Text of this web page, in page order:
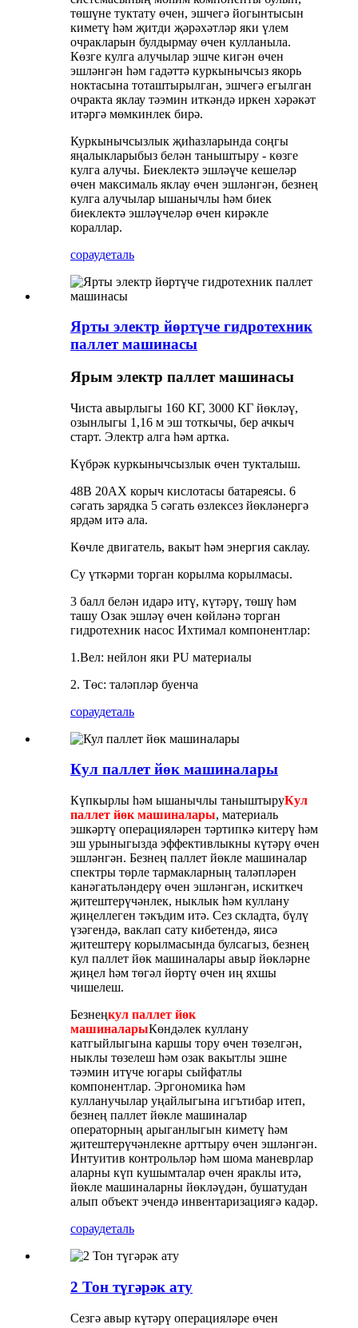
төшүне туктату өчен, эшчегә йогынтысын
киметү һәм җитди җәрәхәтләр яки үлем
очракларын булдырмау өчен кулланыла.
Көзге кулга алучылар эшче кигән өчен
эшләнгән һәм гадәттә куркынычсыз якорь
ноктасына тоташтырылган, эшчегә егылган
очракта яклау тәэмин иткәндә иркен хәрәкәт
итәргә мөмкинлек бирә.
Куркынычсызлык җиһазларында соңгы
яңалыкларыбыз белән таныштыру - көзге
кулга алучы. Биеклектә эшләүче кешеләр
өчен максималь яклау өчен эшләнгән, безнең
кулга алучылар ышанычлы һәм биек
биеклектә эшләүчеләр өчен кирәкле
кораллар.
сораудеталь
Ярты электр йөртүче гидротехник
паллет машинасы
Ярым электр паллет машинасы
Чиста авырлыгы 160 КГ, 3000 КГ йөкләү,
озынлыгы 1,16 м эш тоткычы, бер ачкыч
старт. Электр алга һәм артка.
Күбрәк куркынычсызлык өчен тукталыш.
48В 20АХ корыч кислотасы батареясы. 6
сәгать зарядка 5 сәгать өзлексез йөкләнергә
ярдәм итә ала.
Көчле двигатель, вакыт һәм энергия саклау.
Су үткәрми торган корылма корылмасы.
3 балл белән идарә итү, күтәрү, төшү һәм
ташу Озак эшләү өчен көйләнә торган
гидротехник насос Ихтимал компонентлар:
1.Вел: нейлон яки PU материалы
2. Төс: таләпләр буенча
сораудеталь
Кул паллет йөк машиналары
Күпкырлы һәм ышанычлы таныштыруКул
паллет йөк машиналары, материаль
эшкәртү операцияләрен тәртипкә китерү һәм
эш урыныгызда эффективлыкны күтәрү өчен
эшләнгән. Безнең паллет йөкле машиналар
спектры төрле тармакларның таләпләрен
канәгатьләндерү өчен эшләнгән, искиткеч
җитештерүчәнлек, ныклык һәм куллану
җиңеллеген тәкъдим итә. Сез складта, бүлү
үзәгендә, ваклап сату кибетендә, яисә
җитештерү корылмасында булсагыз, безнең
кул паллет йөк машиналары авыр йөкләрне
җиңел һәм төгәл йөртү өчен иң яхшы
чишелеш.
Безнеңкул паллет йөк
машиналарыКөндәлек куллану
катгыйлыгына каршы тору өчен төзелгән,
ныклы төзелеш һәм озак вакытлы эшне
тәэмин итүче югары сыйфатлы
компонентлар. Эргономика һәм
кулланучылар уңайлыгына игътибар итеп,
безнең паллет йөкле машиналар
операторның арыганлыгын киметү һәм
җитештерүчәнлекне арттыру өчен эшләнгән.
Интуитив контрольләр һәм шома маневрлар
аларны күп кушымталар өчен яраклы итә,
йөкле машиналарны йөкләүдән, бушатудан
алып объект эчендә инвентаризациягә кадәр.
сораудеталь
2 Тон түгәрәк ату
Сезгә авыр күтәрү операцияләре өчен